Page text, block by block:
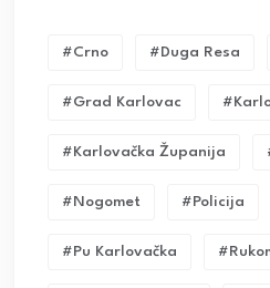
#crno #duga Resa
#grad Karlovac
#karlovačka Županija
#nogomet #policija
#pu Karlovačka